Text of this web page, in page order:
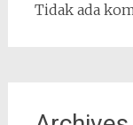
Tidak ada